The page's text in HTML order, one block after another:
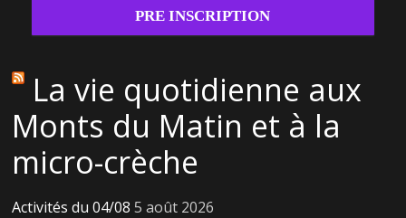
PRE INSCRIPTION
La vie quotidienne aux
Monts du Matin et à la
micro-crèche
Activités du 04/08 5 août 2026